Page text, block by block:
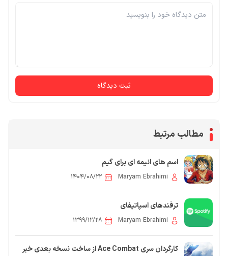
ثبت دیدگاه
مطالب مرتبط
اسم های انیمه ای برای گیم
Maryam Ebrahimi ۱۴۰۴/۰۸/۲۲
ترفندهای اسپاتیفای
Maryam Ebrahimi ۱۳۹۹/۱۲/۲۸
کارگردان سری Ace Combat از ساخت نسخه بعدی خبر